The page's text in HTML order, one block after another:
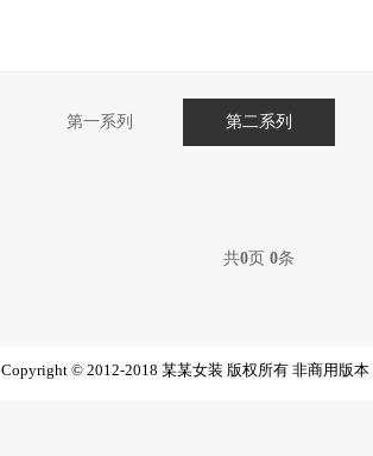
第一系列 第二系列
共0页 0条
Copyright © 2012-2018 某某女装 版权所有 非商用版本